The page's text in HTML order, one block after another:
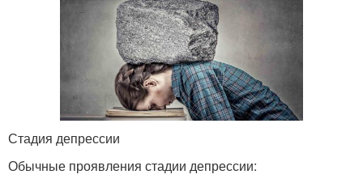
Стадия депрессии
Обычные проявления стадии депрессии: